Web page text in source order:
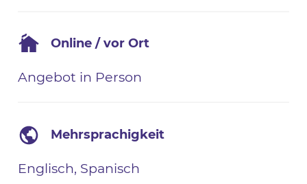
Online / vor Ort
Angebot in Person
Mehrsprachigkeit
Englisch, Spanisch